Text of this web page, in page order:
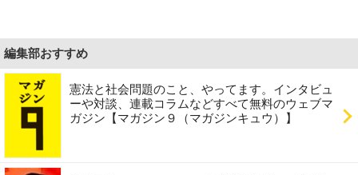
編集部おすすめ
憲法と社会問題のこと、やってます。インタビュ
ーや対談、連載コラムなどすべて無料のウェブマ
ガジン【マガジン９（マガジンキュウ）】